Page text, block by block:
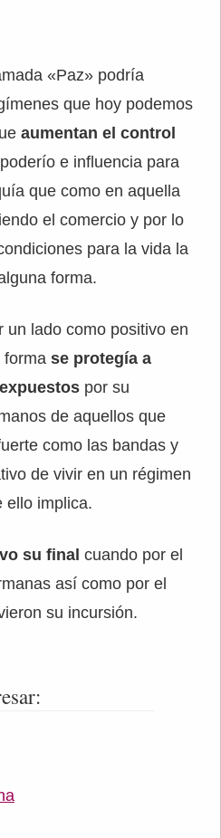
«Paz» podría
que hoy podemos
aumentan el control
e influencia para
que como en aquella
el comercio y por lo
para la vida la
forma.
un lado como positivo en
forma se protegía a
por su
de aquellos que
como las bandas y
de vivir en un régimen
ello implica.
su final cuando por el
así como por el
su incursión.